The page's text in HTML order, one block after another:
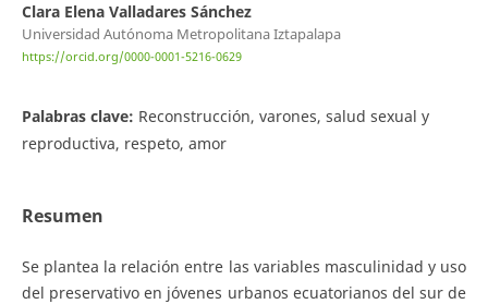
Clara Elena Valladares Sánchez
Universidad Autónoma Metropolitana Iztapalapa
https://orcid.org/0000-0001-5216-0629
Palabras clave: Reconstrucción, varones, salud sexual y
reproductiva, respeto, amor
Resumen
Se plantea la relación entre las variables masculinidad y uso
del preservativo en jóvenes urbanos ecuatorianos del sur de